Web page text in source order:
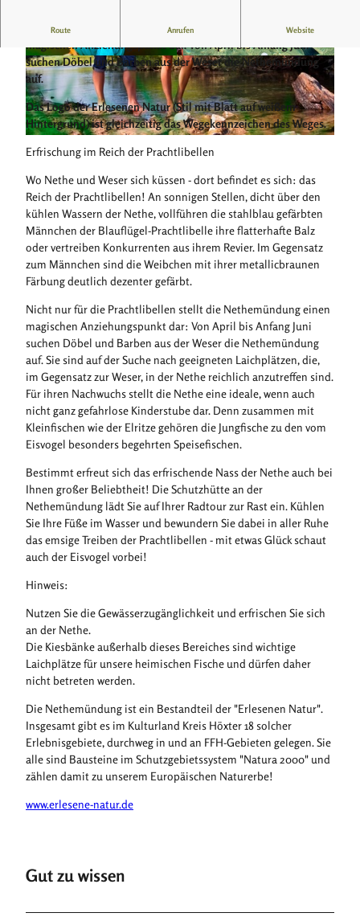
© Frank Grawe, Kulturland Kreis Höxter, c/o Gf
W im Kreis Höxter mbH
© HBD, Kulturland Kreis Höxter, c/o GfW im Kr
eis Höxter mbH
Route Anrufen Website
Nicht nur für die Prachtlibellen stellt die Nethemündung einen
magischen Anziehungspunkt dar. Von April bis Anfang Juni
suchen Döbel und Barben aus der Weser die Nethemündung
auf.
Das Logo der Erlesenen Natur (Stil mit Blatt auf weißem
Hintergrund) ist gleichzeitig das Wegekennzeichen des Weges.
Erfrischung im Reich der Prachtlibellen
Wo Nethe und Weser sich küssen - dort befindet es sich: das
Reich der Prachtlibellen! An sonnigen Stellen, dicht über den
kühlen Wassern der Nethe, vollführen die stahlblau gefärbten
Männchen der Blauflügel-Prachtlibelle ihre flatterhafte Balz
oder vertreiben Konkurrenten aus ihrem Revier. Im Gegensatz
zum Männchen sind die Weibchen mit ihrer metallicbraunen
Färbung deutlich dezenter gefärbt.
Nicht nur für die Prachtlibellen stellt die Nethemündung einen
magischen Anziehungspunkt dar: Von April bis Anfang Juni
suchen Döbel und Barben aus der Weser die Nethemündung
auf. Sie sind auf der Suche nach geeigneten Laichplätzen, die,
im Gegensatz zur Weser, in der Nethe reichlich anzutreffen sind.
Für ihren Nachwuchs stellt die Nethe eine ideale, wenn auch
nicht ganz gefahrlose Kinderstube dar. Denn zusammen mit
Kleinfischen wie der Elritze gehören die Jungfische zu den vom
Eisvogel besonders begehrten Speisefischen.
Bestimmt erfreut sich das erfrischende Nass der Nethe auch bei
Ihnen großer Beliebtheit! Die Schutzhütte an der
Nethemündung lädt Sie auf Ihrer Radtour zur Rast ein. Kühlen
Sie Ihre Füße im Wasser und bewundern Sie dabei in aller Ruhe
das emsige Treiben der Prachtlibellen - mit etwas Glück schaut
auch der Eisvogel vorbei!
Hinweis:
Nutzen Sie die Gewässerzugänglichkeit und erfrischen Sie sich
an der Nethe.
Die Kiesbänke außerhalb dieses Bereiches sind wichtige
Laichplätze für unsere heimischen Fische und dürfen daher
nicht betreten werden.
Die Nethemündung ist ein Bestandteil der "Erlesenen Natur".
Insgesamt gibt es im Kulturland Kreis Höxter 18 solcher
Erlebnisgebiete, durchweg in und an FFH-Gebieten gelegen. Sie
alle sind Bausteine im Schutzgebietssystem "Natura 2000" und
zählen damit zu unserem Europäischen Naturerbe!
www.erlesene-natur.de
Gut zu wissen